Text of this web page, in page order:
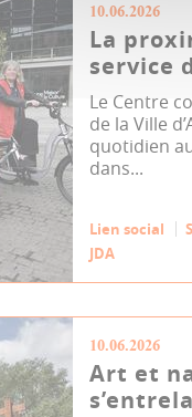
10.06.2026
La
service
Le Centre
de la Ville
quotidien
dans...
Lien social
JDA
10.06.2026
Art et